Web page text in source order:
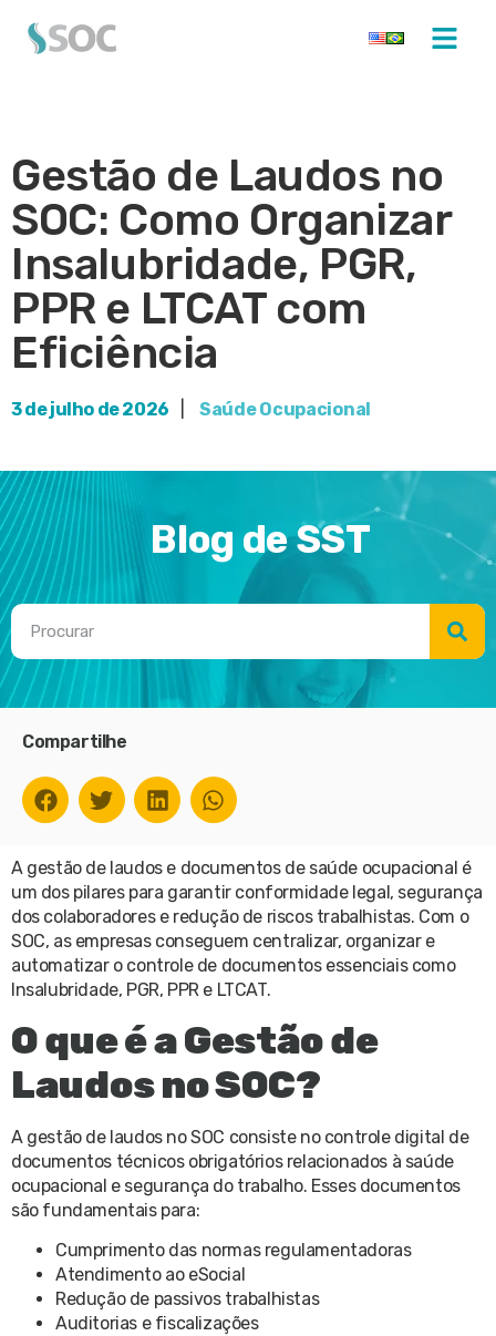
Gestão de Laudos no
SOC: Como Organizar
Insalubridade, PGR,
PPR e LTCAT com
Eficiência
3 de julho de 2026 Saúde Ocupacional
Blog de SST
Compartilhe
A gestão de laudos e documentos de saúde ocupacional é
um dos pilares para garantir conformidade legal, segurança
dos colaboradores e redução de riscos trabalhistas. Com o
SOC, as empresas conseguem centralizar, organizar e
automatizar o controle de documentos essenciais como
Insalubridade, PGR, PPR e LTCAT.
O que é a Gestão de
Laudos no SOC?
A gestão de laudos no SOC consiste no controle digital de
documentos técnicos obrigatórios relacionados à saúde
ocupacional e segurança do trabalho. Esses documentos
são fundamentais para:
Cumprimento das normas regulamentadoras
Atendimento ao eSocial
Redução de passivos trabalhistas
Auditorias e fiscalizações